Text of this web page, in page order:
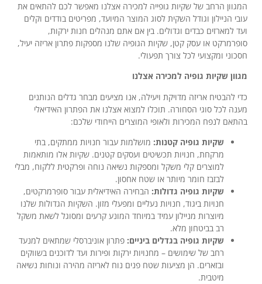
המגוון הרחב של שקיות גופייה למכירה אצלנו מאפשר לכם להתאים את
עובי הניילון וגודל השקית לסוג המוצר המיועד, מפריטים בודדים וקלים
ועד למארזים כבדים וגדולים. בין אם אתם מנהלים חנות ירקות,
סופרמרקט או עסק קטן, שקיות הגופיה שלנו מספקות פתרון אריזה יעיל,
חסכוני ומקצועי לכל צורך תפעולי.
מגוון שקיות גופיה למכירה אצלנו
כדי להבטיח אריזה מדויקת ויעילה, אנו מציעים מבחר גדלים הנותנים
מענה לכל סוגי הסחורה. תוכלו למצוא אצלנו את הפתרון האידיאלי
בהתאם לנפח המכירות ולאופי המוצרים הייחודי שלכם:
שקיות גופיה קטנות: מושלמות עבור חנויות ממתקים, בתי
מרקחת, חנויות תכשיטים ועסקים קטנים. שקיות אלו מותאמות
למוצרים קלי משקל ומספקות נשיאה נוחה ופרקטית ללקוח, מבלי
לבזבז חומר מיותר או שטח אחסון.
שקיות גופיה גדולות: הבחירה האידיאלית עבור סופרמרקטים,
חנויות ביגוד, חנויות נעליים ומפעלי מזון. השקיות הגדולות שלנו
מיוצרות מניילון עמיד במיוחד המונע קרעים ומסוגל לשאת משקל
רב בביטחון מלא.
שקיות גופיה בגדלים ביניים: פתרון אוניברסלי שמתאים למנעד
רחב של שימושים – מחנויות ירקות ופירות ועד לדוכנים בשווקים
ובזארים. הן מציעות שטח פנים נוח לאריזה מהירה ונוחות נשיאה
מיטבית.